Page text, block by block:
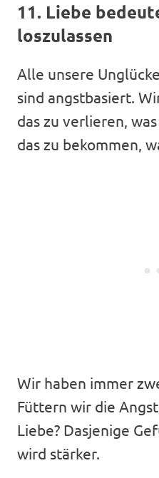
11. Liebe
loszulassen
Alle unsere
sind angstbasiert.
das zu verlieren,
das zu bekommen,
Wir haben immer
Füttern wir die
Liebe? Dasjenige
wird stärker.